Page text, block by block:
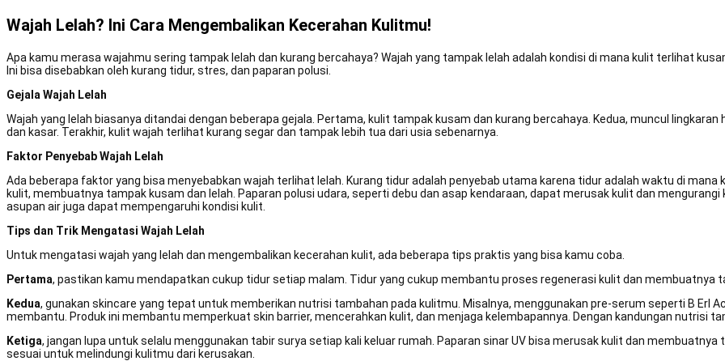
Wajah Lelah? Ini Cara Mengembalikan Kecerahan Kulitmu!
Apa kamu merasa wajahmu sering tampak lelah dan kurang bercahaya? Wajah yang tampak lelah adalah kondisi di mana kulit terlihat
Ini bisa disebabkan oleh kurang tidur, stres, dan paparan polusi.
Gejala Wajah Lelah
Wajah yang lelah biasanya ditandai dengan beberapa gejala. Pertama, kulit tampak kusam dan kurang bercahaya. Kedua, muncul
dan kasar. Terakhir, kulit wajah terlihat kurang segar dan tampak lebih tua dari usia sebenarnya.
Faktor Penyebab Wajah Lelah
Ada beberapa faktor yang bisa menyebabkan wajah terlihat lelah. Kurang tidur adalah penyebab utama karena tidur adalah waktu di
kulit, membuatnya tampak kusam dan lelah. Paparan polusi udara, seperti debu dan asap kendaraan, dapat merusak kulit dan
asupan air juga dapat mempengaruhi kondisi kulit.
Tips dan Trik Mengatasi Wajah Lelah
Untuk mengatasi wajah yang lelah dan mengembalikan kecerahan kulit, ada beberapa tips praktis yang bisa kamu coba.
Pertama, pastikan kamu mendapatkan cukup tidur setiap malam. Tidur yang cukup membantu proses regenerasi kulit dan membuatnya
Kedua, gunakan skincare yang tepat untuk memberikan nutrisi tambahan pada kulitmu. Misalnya, menggunakan pre-serum seperti B Erl
membantu. Produk ini membantu memperkuat skin barrier, mencerahkan kulit, dan menjaga kelembapannya. Dengan kandungan nutrisi
Ketiga, jangan lupa untuk selalu menggunakan tabir surya setiap kali keluar rumah. Paparan sinar UV bisa merusak kulit dan membuatnya
sesuai untuk melindungi kulitmu dari kerusakan.